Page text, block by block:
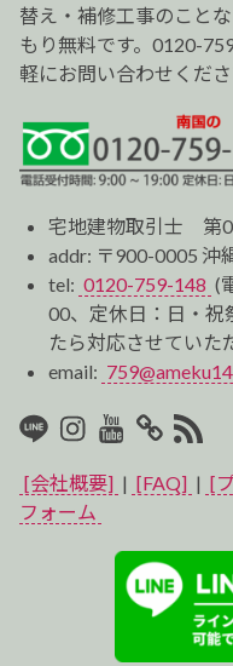
替え・補修工事のこと
もり無料です。0120-
軽にお問い合わせくださ
宅地建物取引士 第
addr: 〒900-0005 沖
tel: 0120-759-148 (
00、定休日：日・祝
たら対応させていた
email:
LINEInstagram
Youtube
マ
イ
ス
ト
RSS2
[会社概要] | [FAQ] | [
フォーム